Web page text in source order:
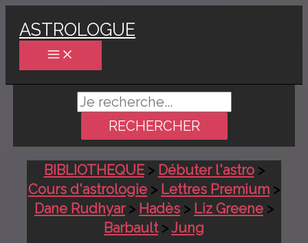
au
contenu
ASTROLOGUE
Rechercher :
BIBLIOTHEQUE> Débuter l'astro>
Cours d'astrologie > Lettres Premium >
Dane Rudhyar> Hadès > Liz Greene >
Barbault>Jung